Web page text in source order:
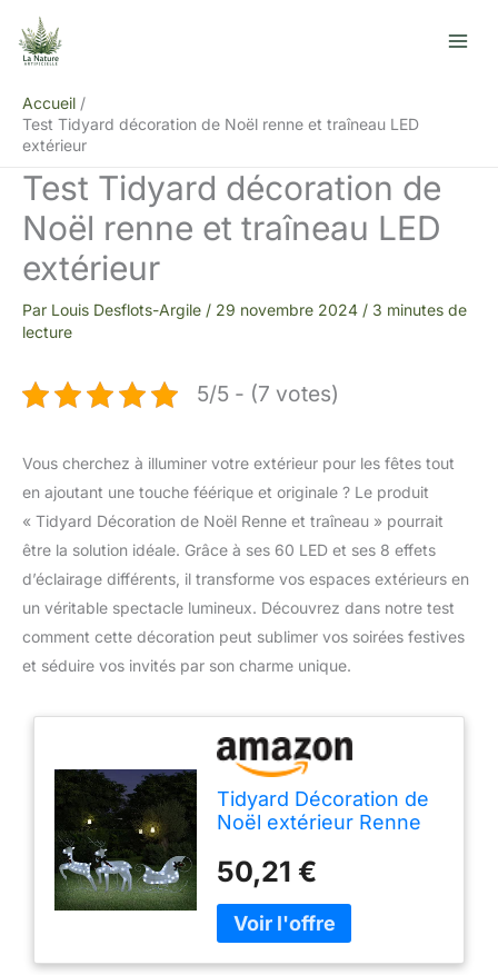
contenu
Accueil
Test Tidyard décoration de Noël renne et traîneau LED
extérieur
Test Tidyard décoration de
Noël renne et traîneau LED
extérieur
Par Louis Desflots-Argile / 29 novembre 2024 / 3 minutes de
lecture
5/5 - (7 votes)
Vous cherchez à illuminer votre extérieur pour les fêtes tout
en ajoutant une touche féérique et originale ? Le produit
« Tidyard Décoration de Noël Renne et traîneau » pourrait
être la solution idéale. Grâce à ses 60 LED et ses 8 effets
d’éclairage différents, il transforme vos espaces extérieurs en
un véritable spectacle lumineux. Découvrez dans notre test
comment cette décoration peut sublimer vos soirées festives
et séduire vos invités par son charme unique.
Tidyard Décoration de
Noël extérieur Renne
LED 60 lumières Blanc
Froid, matériau Maille
métal, 8 Effets
d'éclairage, USB 5V,
pour Jardin
50,21 €
e
h
e
e